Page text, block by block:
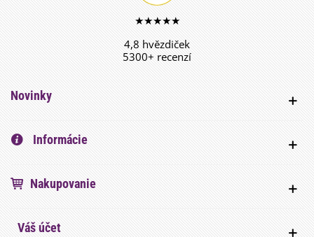
★★★★★
4,8 hvězdiček
5300+ recenzí
Novinky
Informácie
Nakupovanie
Váš účet